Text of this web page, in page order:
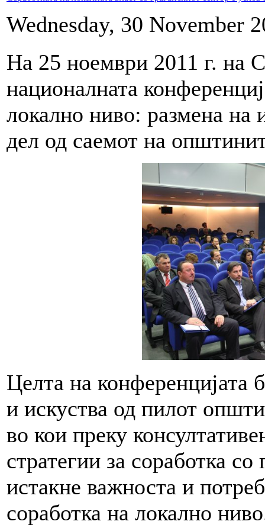
Wednesday, 30 November
На 25 ноември 2011 г. на
националната
локално ниво: размена на
дел од саемот на
Целта на конференцијата
и искуства од пилот
во кои преку
стратегии за соработка
истакне важноста и
соработка на локално